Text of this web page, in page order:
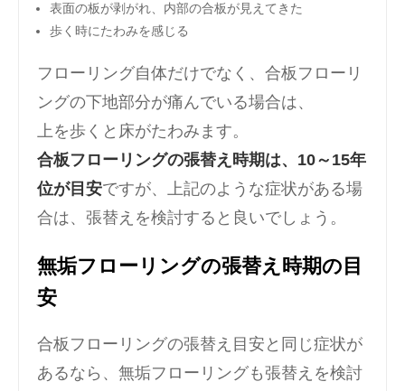
表面の板が剥がれ、内部の合板が見えてきた
歩く時にたわみを感じる
フローリング自体だけでなく、合板フローリ
ングの下地部分が痛んでいる場合は、
上を歩くと床がたわみます。
合板フローリングの張替え時期は、10～15年
位が目安ですが、上記のような症状がある場
合は、張替えを検討すると良いでしょう。
無垢フローリングの張替え時期の目
安
合板フローリングの張替え目安と同じ症状が
あるなら、無垢フローリングも張替えを検討